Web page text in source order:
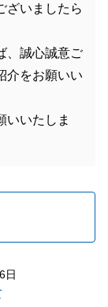
ざいましたら
、誠心誠意ご
介をお願いい
いいたしま
日